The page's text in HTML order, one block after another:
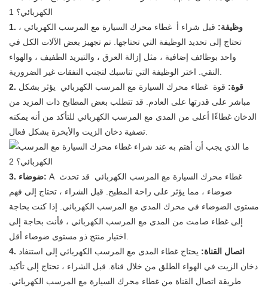
1. وظيفة: قبل شراء أ غطاء محرك السيارة مع المرسب الكهربائي ،
تحتاج إلى تحديد الوظيفة التي تحتاجها. تم تجهيز بعض الآلات الكل في
واحد بوظائف إضافية ، مثل إزالة العرق ، والتبريد الطفيف ، والهواء
النقي. اختر الوظيفة التي تناسبك لتجنب النفقات غير الضرورية.
2. قوة: قوة غطاء محرك السيارة مع المرسب الكهربائي
يؤثر بشكل
مباشر على قدرتها على العادم. قد تتطلب بعض المطابخ ذات المزيد من
الدخان غطاءًا أعلى من المدى مع المرسب الكهربائي للتأكد من أنه يمكنه
تصفية دخان الزيت والأبخرة بشكل فعال.
3. ضوضاء: A غطاء محرك السيارة مع المرسب الكهربائي
قد تحدث
ضوضاء ، مما يؤثر على راحة المطبخ. قبل الشراء ، تحتاج إلى فهم
مستوى الضوضاء في محرك المدى مع المرسب الكهربائي. إذا كنت بحاجة
إلى غطاء صامت من المدى مع المرسب الكهربائي ، فأنت بحاجة إلى
اختيار منتج ذو مستوى ضوضاء أقل.
4. اتصال القناة: يحتاج غطاء المدى مع المرسب الكهربائي إلى استنفاد
دخان الزيت في الهواء الطلق من خلال قناة. قبل الشراء ، تحتاج إلى تأكيد
طريقة اتصال القناة من غطاء محرك السيارة مع المرسب الكهربائي.